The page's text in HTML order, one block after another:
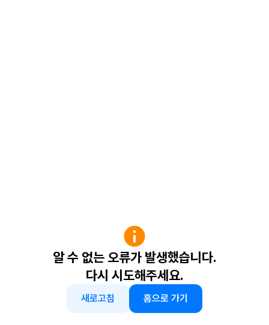
알 수 없는 오류가 발생했습니다.
다시 시도해주세요.
새로고침 홈으로 가기